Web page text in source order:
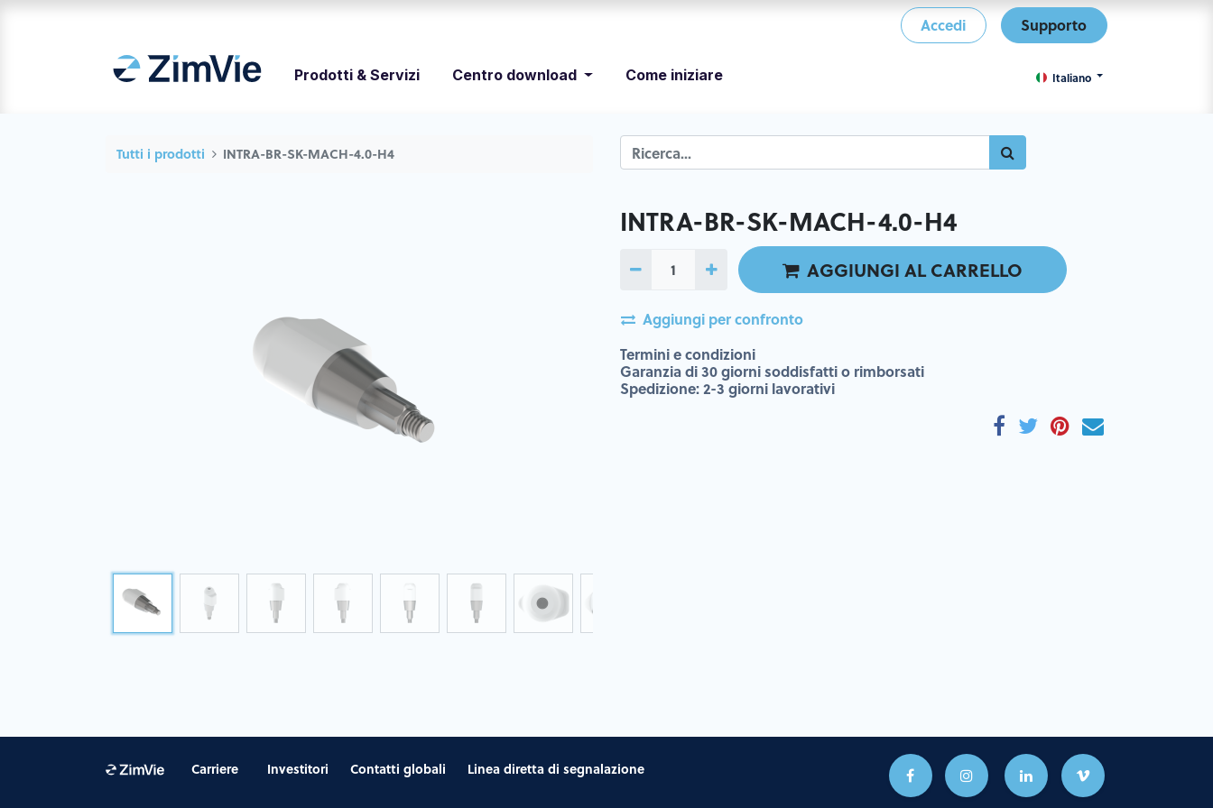
Accedi Supporto
Prodotti & Servizi Centro download Come iniziare Italiano
Tutti i prodotti INTRA-BR-SK-MACH-4.0-H4
INTRA-BR-SK-MACH-4.0-H4
AGGIUNGI AL CARRELLO
Aggiungi per confronto
Termini e condizioni
Garanzia di 30 giorni soddisfatti o rimborsati
Spedizione: 2-3 giorni lavorativi
Carriere Investitori Contatti globali Linea diretta di segnalazione